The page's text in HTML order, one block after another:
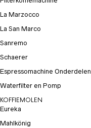
La Marzocco
La San Marco
Sanremo
Schaerer
Espressomachine Onderdelen
Waterfilter en Pomp
KOFFIEMOLEN
Eureka
Mahlkönig